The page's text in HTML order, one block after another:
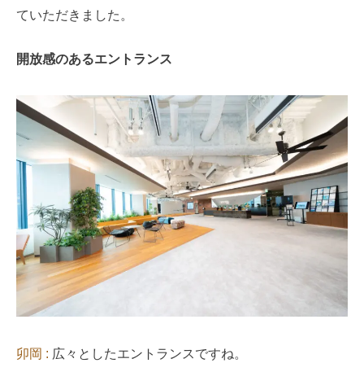
ていただきました。
開放感のあるエントランス
卯岡 : 広々としたエントランスですね。